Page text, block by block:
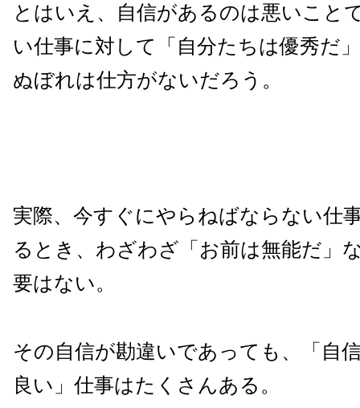
とはいえ、自信があるのは悪いこと
い仕事に対して「自分たちは優秀だ
ぬぼれは仕方がないだろう。
実際、今すぐにやらねばならない仕
るとき、わざわざ「お前は無能だ」
要はない。
その自信が勘違いであっても、「自
良い」仕事はたくさんある。